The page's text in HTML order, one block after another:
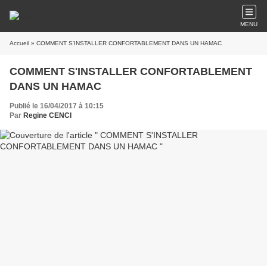
MENU
Accueil » COMMENT S'INSTALLER CONFORTABLEMENT DANS UN HAMAC
COMMENT S'INSTALLER CONFORTABLEMENT
DANS UN HAMAC
Publié le 16/04/2017 à 10:15
Par Regine CENCI